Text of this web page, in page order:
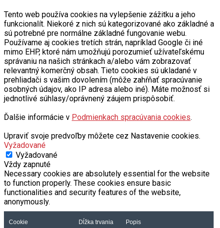
Tento web používa cookies na vylepšenie zážitku a jeho
funkcionalít. Niekoré z nich sú kategorizované ako základné a
sú potrebné pre normálne základné fungovanie webu.
Používame aj cookies tretích strán, napríklad Google či iné
mimo EHP, ktoré nám umožňujú porozumieť užívateľskému
správaniu na našich stránkach a/alebo vám zobrazovať
relevantný komerčný obsah. Tieto cookies sú ukladané v
prehliadači s vašim dovolením (môže zahŕňať spracúvanie
osobných údajov, ako IP adresa alebo iné). Máte možnosť si
jednotlivé súhlasy/oprávnený záujem prispôsobiť.
Ďalšie informácie v Podmienkach spracúvania cookies.
Upraviť svoje predvoľby môžete cez Nastavenie cookies.
Vyžadované
Vyžadované
Vždy zapnuté
Necessary cookies are absolutely essential for the website
to function properly. These cookies ensure basic
functionalities and security features of the website,
anonymously.
Cookie Dĺžka trvania Popis